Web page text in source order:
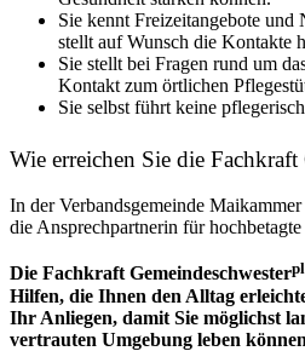
Sie kennt Freizeitangebote und
stellt auf Wunsch die Kontakte
Sie stellt bei Fragen rund um
Kontakt zum örtlichen
Sie selbst führt keine
Wie erreichen Sie die Fachkraft
In der Verbandsgemeinde
die Ansprechpartnerin für
Die Fachkraft Gemeindeschwester
Hilfen, die Ihnen den Alltag
Ihr Anliegen, damit Sie möglichst
vertrauten Umgebung leben